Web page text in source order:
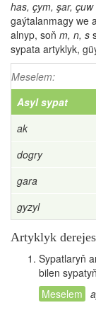
has, çym, şar, çuw
gaýtalanmagy we
alnyp, soň m, n, s
sypata artyklyk,
Meselem:
Asyl sypat
ak
dogry
gara
gyzyl
Artyklyk
Sypatlaryň
bilen